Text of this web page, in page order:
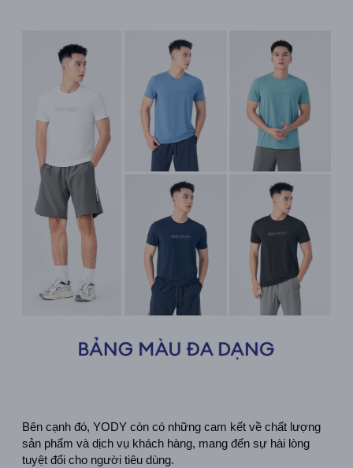
Bên cạnh đó, YODY còn có những cam kết về chất lượng
sản phẩm và dịch vụ khách hàng, mang đến sự hài lòng
tuyệt đối cho người tiêu dùng.